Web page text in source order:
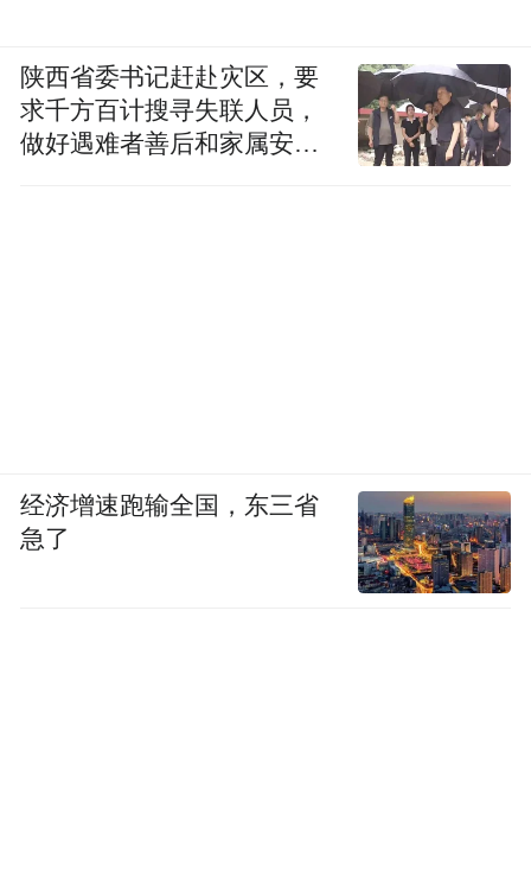
陕西省委书记赶赴灾区，要
求千方百计搜寻失联人员，
做好遇难者善后和家属安抚
经济增速跑输全国，东三省
急了